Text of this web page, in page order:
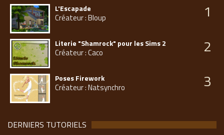
L'Escapade
Créateur : Bloup 1
Literie "Shamrock" pour les Sims 2
Créateur : Caco 2
Poses Firework
Créateur : Natsynchro 3
DERNIERS TUTORIELS